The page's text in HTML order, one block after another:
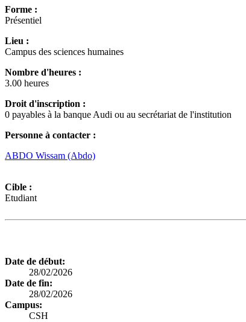
Forme :
Présentiel
Lieu :
Campus des sciences humaines
Nombre d'heures :
3.00 heures
Droit d'inscription :
0 payables à la banque Audi ou au secrétariat de l'institution
Personne à contacter :
ABDO Wissam (Abdo)
Cible :
Etudiant
Date de début:
28/02/2026
Date de fin:
28/02/2026
Campus:
CSH